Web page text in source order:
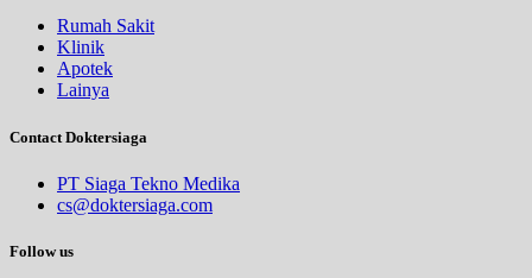
Rumah Sakit
Klinik
Apotek
Lainya
Contact Doktersiaga
PT Siaga Tekno Medika
cs@doktersiaga.com
Follow us